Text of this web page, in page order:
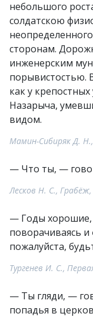
небольшого
солдатскою
сторонам.
инженерским
порывистостью.
как у
Назарыча,
видом.
Мамин-Сибиряк Д.
— Что ты, —
Лесков Н. С.,
— Годы хорошие,
поворачиваясь и
пожалуйста,
Тургенев И. С.,
— Ты гляди, —
попадья в